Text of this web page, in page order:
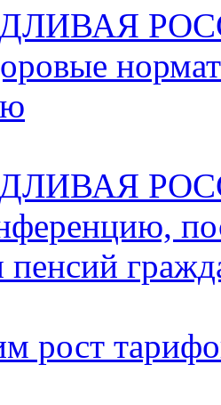
пенсий
рост